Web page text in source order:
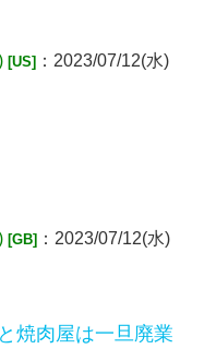
[US] ：2023/07/12(水)
[GB] ：2023/07/12(水)
焼肉屋は一旦廃業